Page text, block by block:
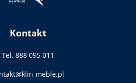
Kontakt
Tel. 888 095 011
meble.pl